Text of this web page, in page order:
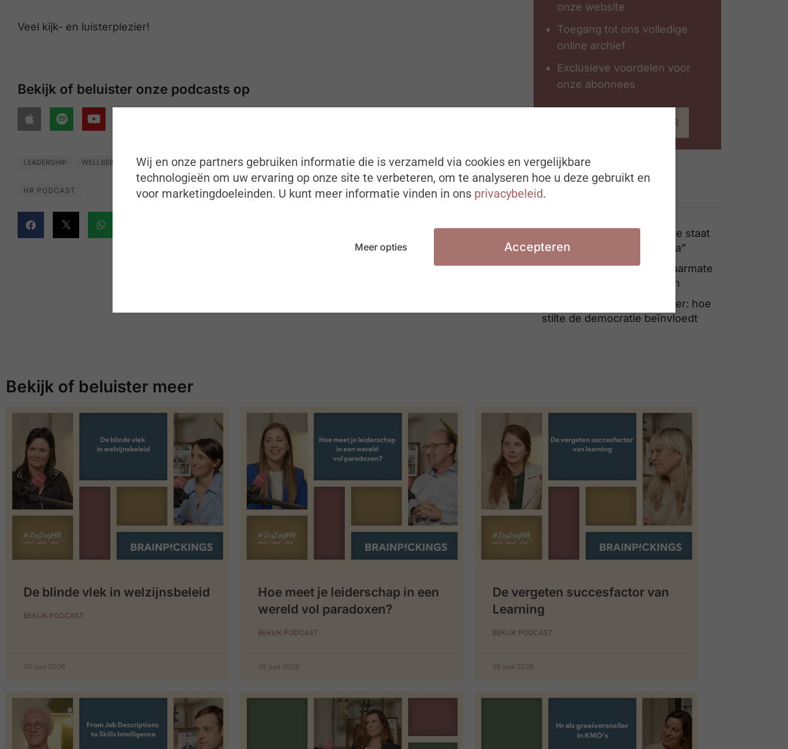
Veel kijk- en luisterplezier!
Bekijk of beluister onze podcasts op
LEADERSHIP WELLBEING
HR PODCAST
onze website
Toegang tot ons volledige
online archief
Exclusieve voordelen voor
onze abonnees
Abonneer op #ZigZagHR
Ook interessant
Lisbeth Claus: “Duty of care staat
steeds hoger op de agenda”
Werktevredenheid daalt naarmate
werknemers ouder worden
Van stemhokje tot werkvloer: hoe
stilte de democratie beïnvloedt
Bekijk of beluister meer
De blinde vlek in welzijnsbeleid
BEKIJK PODCAST
30 juni 2026
Hoe meet je leiderschap in een
wereld vol paradoxen?
BEKIJK PODCAST
29 juni 2026
De vergeten succesfactor van
Learning
BEKIJK PODCAST
26 juni 2026
Wij en onze partners gebruiken informatie die is verzameld via cookies en vergelijkbare
technologieën om uw ervaring op onze site te verbeteren, om te analyseren hoe u deze gebruikt en
voor marketingdoeleinden. U kunt meer informatie vinden in ons privacybeleid.
Meer opties Accepteren